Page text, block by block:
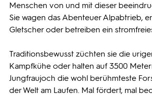
Menschen von und mit dieser
Sie wagen das Abenteuer Alpabtrieb,
Gletscher oder betreiben ein
Traditionsbewusst züchten sie die
Kampfkühe oder halten auf 3500
Jungfraujoch die wohl berühmteste
der Welt am Laufen. Mal fördert, mal